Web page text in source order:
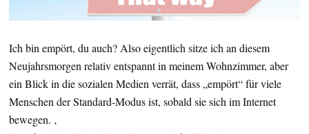
Ich bin empört, du auch? Also eigentlich sitze ich an diesem
Neujahrsmorgen relativ entspannt in meinem Wohnzimmer, aber
ein Blick in die sozialen Medien verrät, dass „empört“ für viele
Menschen der Standard-Modus ist, sobald sie sich im Internet
bewegen. ‚